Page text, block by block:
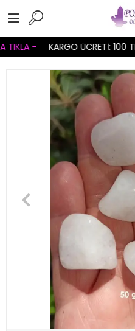
- KARGO ÜCRETİ: 100